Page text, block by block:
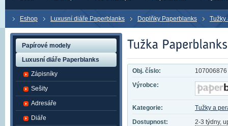
Eshop Luxusní diáře Paperblanks Doplňky Paperblanks Tužky
Obj. číslo:
107006876
Výrobce:
Kategorie:
Tužky a
Dostupnost:
2-3 týdny,
Papírové modely
Luxusní diáře Paperblanks
Zápisníky
Sešity
Adresáře
Diáře